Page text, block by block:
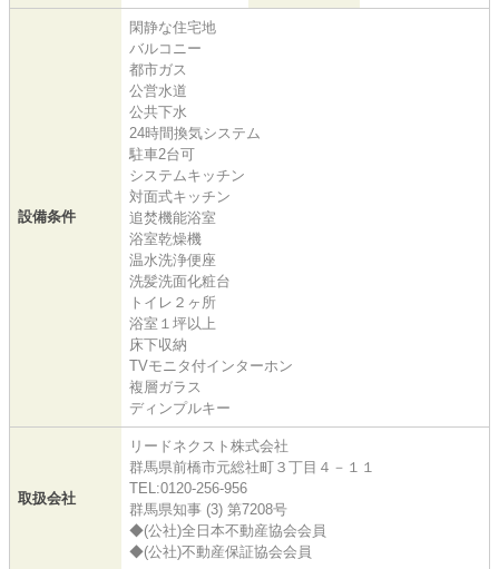
設備条件
閑静な住宅地
バルコニー
都市ガス
公営水道
公共下水
24時間換気システム
駐車2台可
システムキッチン
対面式キッチン
追焚機能浴室
浴室乾燥機
温水洗浄便座
洗髪洗面化粧台
トイレ２ヶ所
浴室１坪以上
床下収納
TVモニタ付インターホン
複層ガラス
ディンプルキー
取扱会社
リードネクスト株式会社
群馬県前橋市元総社町３丁目４－１１
TEL:0120-256-956
群馬県知事 (3) 第7208号
◆(公社)全日本不動産協会会員
◆(公社)不動産保証協会会員